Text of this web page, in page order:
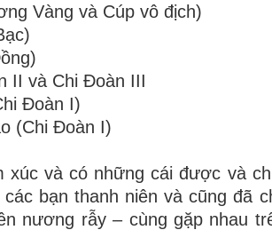
Vàng và Cúp vô địch)
II và Chi Đoàn III
Đoàn I)
(Chi Đoàn I)
xúc và có những cái được và
bạn thanh niên và cũng đã
nương rẫy – cùng gặp nhau